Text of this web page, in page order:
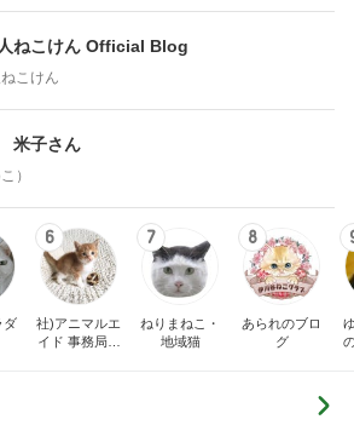
ねこけん Official Blog
こけん
米子さん
）
ダ
6
社)アニマルエ
イド 事務局＆
7
ねりまねこ・
地域猫
8
あられのブロ
グ